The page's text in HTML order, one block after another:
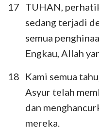
17 TUHAN,
sedang terjadi
semua
Engkau, Allah
18
Kami semua
Asyur telah
dan
mereka.